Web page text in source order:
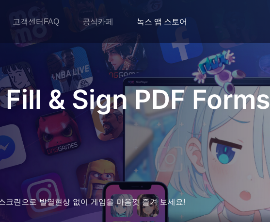
고객센터FAQ 공식카페 녹스 앱 스토어
& Sign PDF Forms
크린으로 발열현상 없이 게임을 마음껏 즐겨 보세요!